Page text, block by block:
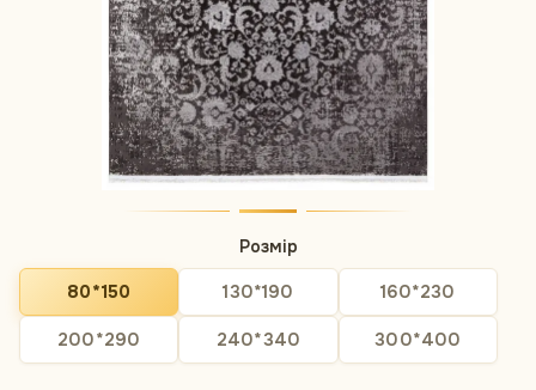
Розмір
80*150 130*190
160*230
200*290
240*340 300*400